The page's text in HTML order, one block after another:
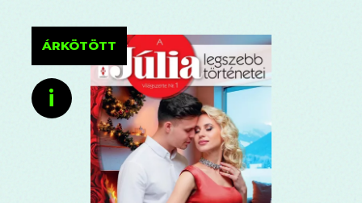
ÁRKÖTÖTT
i